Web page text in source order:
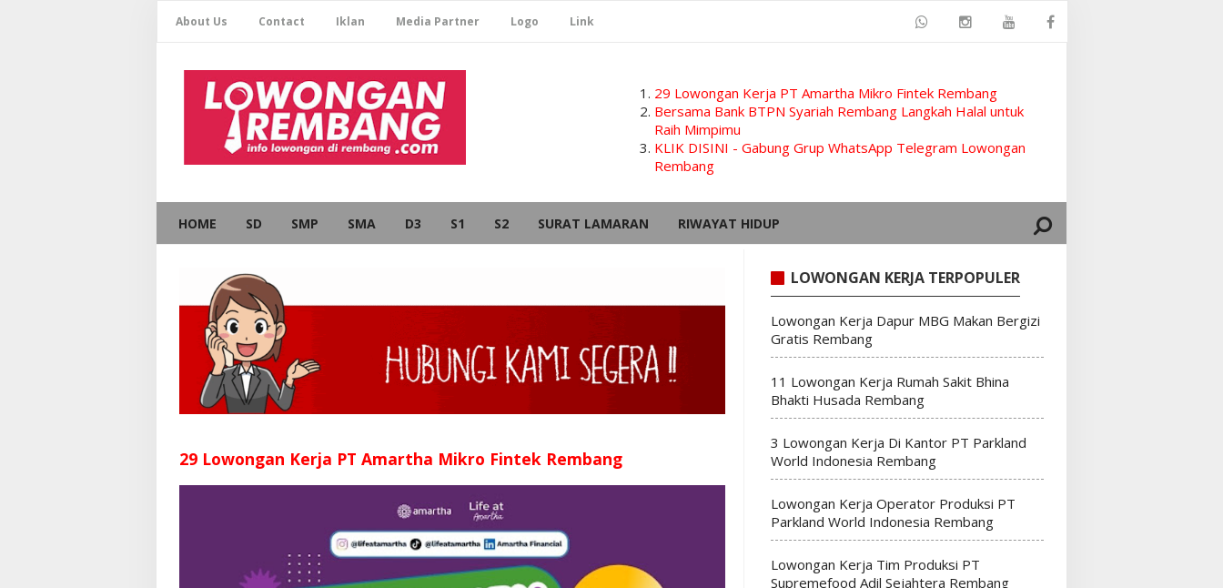
About Us Contact Iklan Media Partner Logo Link
29 Lowongan Kerja PT Amartha Mikro Fintek Rembang
Bersama Bank BTPN Syariah Rembang Langkah Halal untuk
Raih Mimpimu
KLIK DISINI - Gabung Grup WhatsApp Telegram Lowongan
Rembang
HOME SD SMP SMA D3 S1 S2 SURAT LAMARAN RIWAYAT HIDUP
29 Lowongan Kerja PT Amartha Mikro Fintek Rembang
LOWONGAN KERJA TERPOPULER
Lowongan Kerja Dapur MBG Makan Bergizi
Gratis Rembang
11 Lowongan Kerja Rumah Sakit Bhina
Bhakti Husada Rembang
3 Lowongan Kerja Di Kantor PT Parkland
World Indonesia Rembang
Lowongan Kerja Operator Produksi PT
Parkland World Indonesia Rembang
Lowongan Kerja Tim Produksi PT
Supremefood Adil Sejahtera Rembang